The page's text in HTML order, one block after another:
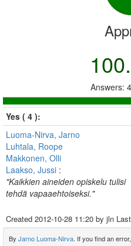
Answers:
Yes ( 4 ):
Luoma-Nirva, Jarno
Luhtala, Roope
Makkonen, Olli
Laakso, Jussi :
"Kaikkien aineiden opiskelu tulisi
tehdä vapaaehtoiseksi."
Created 2012-10-28 11:20 by jln
By Jarno Luoma-Nirva. If you find an